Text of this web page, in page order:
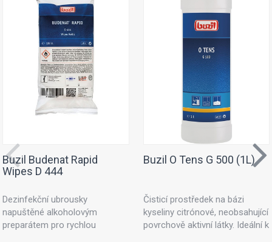
Buzil Budenat Rapid
Wipes D 444
Dezinfekční ubrousky
napuštěné alkoholovým
preparátem pro rychlou
Buzil O Tens G 500 (1L)
Čisticí prostředek na bázi
kyseliny citrónové, neobsahující
povrchově aktivní látky. Ideální k